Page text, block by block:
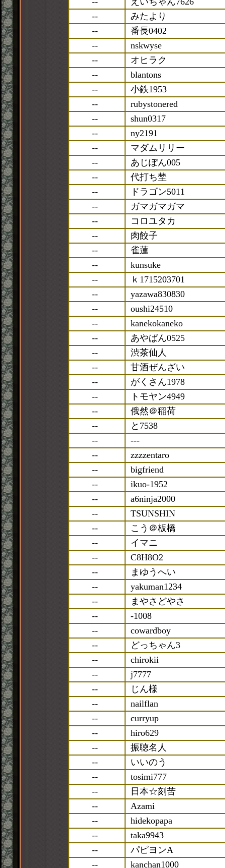
--
みたより
--
番長0402
--
nskwyse
--
オヒラク
--
blantons
--
小鉄1953
--
rubystonered
--
shun0317
--
ny2191
--
マダムリリー
--
あじぽん005
--
代打ち埜
--
ドラゴン5011
--
ガマガマガマ
--
コロユタカ
--
肉餃子
--
雀蓮
--
kunsuke
--
ｋ1715203701
--
yazawa830830
--
oushi24510
--
kanekokaneko
--
あやぱん0525
--
渋茶仙人
--
甘酒ぜんざい
--
がくさん1978
--
トモヤン4949
--
俄然＠稲荷
--
と7538
--
---
--
zzzzentaro
--
bigfriend
--
ikuo-1952
--
a6ninja2000
--
TSUNSHIN
--
こう＠板橋
--
イマニ
--
C8H8O2
--
まゆうへい
--
yakuman1234
--
まやさどやさ
--
-1008
--
cowardboy
--
どっちゃん3
--
chirokii
--
j7777
--
じん様
--
nailflan
--
curryup
--
hiro629
--
振聴名人
--
いいのう
--
tosimi777
--
日本☆刻苦
--
Azami
--
hidekopapa
--
taka9943
--
パピヨンA
--
kanchan1000